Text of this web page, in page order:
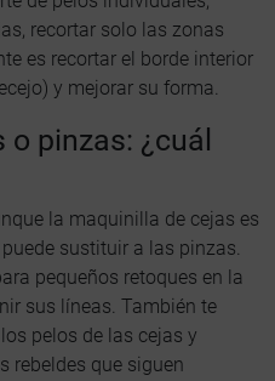
recortar solo las zonas
es recortar el borde interior
y mejorar su forma.
pinzas: ¿cuál
la maquinilla de cejas es
sustituir a las pinzas.
pequeños retoques en la
sus líneas. También te
pelos de las cejas y
rebeldes que siguen